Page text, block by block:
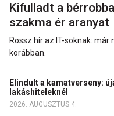
Kifulladt a
szakma ér aranyat
Rossz hír az IT-soknak:
korábban.
Elindult a kamatverseny:
lakáshiteleknél
2026. AUGUSZTUS 4.